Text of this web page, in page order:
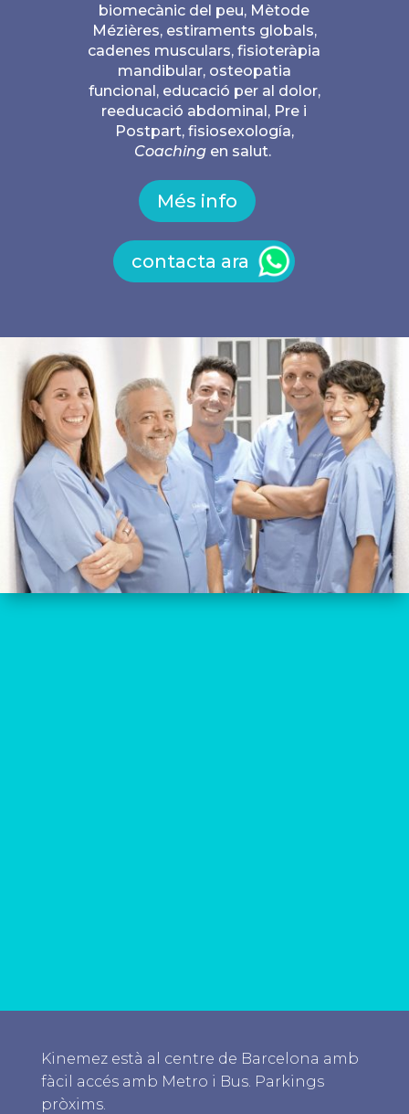
biomecànic del peu, Mètode
Mézières, estiraments globals,
cadenes musculars, fisioteràpia
mandibular, osteopatia
funcional, educació per al dolor,
reeducació abdominal, Pre i
Postpart, fisiosexología,
Coachingen salut.
Més info
contacta ara
Kinemez està al centre de Barcelona amb
fàcil accés amb Metro i Bus. Parkings
pròxims.